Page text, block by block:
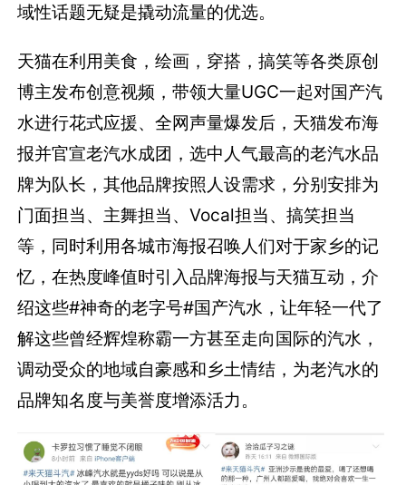
域性话题无疑是撬动流量的优选。
天猫在利用美食，绘画，穿搭，搞笑等各类原创
博主发布创意视频，带领大量UGC一起对国产汽
水进行花式应援、全网声量爆发后，天猫发布海
报并官宣老汽水成团，选中人气最高的老汽水品
牌为队长，其他品牌按照人设需求，分别安排为
门面担当、主舞担当、Vocal担当、搞笑担当
等，同时利用各城市海报召唤人们对于家乡的记
忆，在热度峰值时引入品牌海报与天猫互动，介
绍这些#神奇的老字号#国产汽水，让年轻一代了
解这些曾经辉煌称霸一方甚至走向国际的汽水，
调动受众的地域自豪感和乡土情结，为老汽水的
品牌知名度与美誉度增添活力。